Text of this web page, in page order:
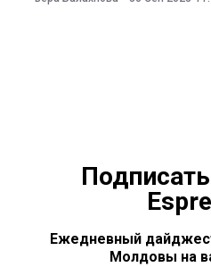
сентября в администрации
Ежедневный
Молдовы на